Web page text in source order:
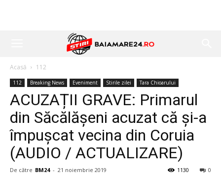
Acasă 112
112 Breaking News Eveniment Stirile zilei Tara Chioarului
ACUZAȚII GRAVE: Primarul
din Săcălășeni acuzat că și-a
împușcat vecina din Coruia
(AUDIO / ACTUALIZARE)
De către BM24 - 21 noiembrie 2019 0
1130